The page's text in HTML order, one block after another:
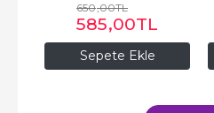
Sepete Ekle
650,00TL
585,00TL